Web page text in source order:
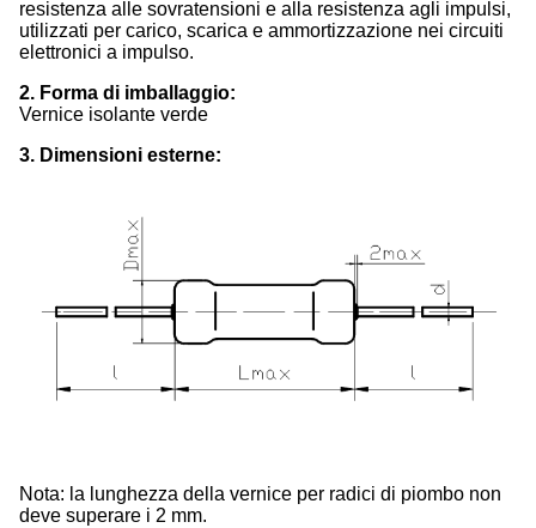
resistenza alle sovratensioni e alla resistenza agli impulsi,
utilizzati per carico, scarica e ammortizzazione nei circuiti
elettronici a impulso.
2. Forma di imballaggio:
Vernice isolante verde
3. Dimensioni esterne:
Nota: la lunghezza della vernice per radici di piombo non
deve superare i 2 mm.